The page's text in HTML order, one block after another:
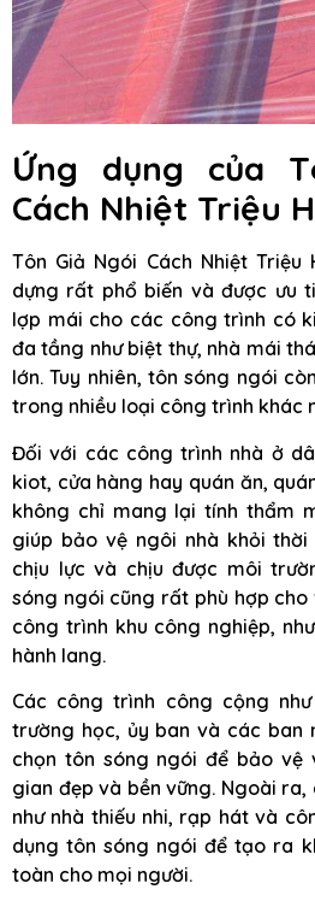
Ứng dụng của
Cách Nhiệt Triệu
Tôn Giả Ngói Cách Nhiệt
dựng rất phổ biến và được ưu
lợp mái cho các công trình có
đa tầng như biệt thự, nhà mái
lớn. Tuy nhiên, tôn sóng ngói
trong nhiều loại công trình khác
Đối với các công trình nhà ở
kiot, cửa hàng hay quán ăn,
không chỉ mang lại tính thẩm
giúp bảo vệ ngôi nhà khỏi
chịu lực và chịu được môi
sóng ngói cũng rất phù hợp
công trình khu công nghiệp,
hành lang.
Các công trình công cộng
trường học, ủy ban và các ban
chọn tôn sóng ngói để bảo vệ
gian đẹp và bền vững. Ngoài
như nhà thiếu nhi, rạp hát và
dụng tôn sóng ngói để tạo ra
toàn cho mọi người.